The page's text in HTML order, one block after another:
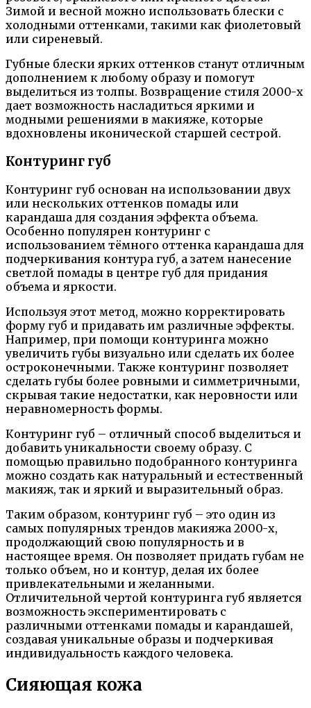
Зимой и весной можно использовать блески с
холодными оттенками, такими как фиолетовый
или сиреневый.
Губные блески ярких оттенков станут отличным
дополнением к любому образу и помогут
выделиться из толпы. Возвращение стиля 2000-х
дает возможность насладиться яркими и
модными решениями в макияже, которые
вдохновлены иконической старшей сестрой.
Контуринг губ
Контуринг губ основан на использовании двух
или нескольких оттенков помады или
карандаша для создания эффекта объема.
Особенно популярен контуринг с
использованием тёмного оттенка карандаша для
подчеркивания контура губ, а затем нанесение
светлой помады в центре губ для придания
объема и яркости.
Используя этот метод, можно корректировать
форму губ и придавать им различные эффекты.
Например, при помощи контуринга можно
увеличить губы визуально или сделать их более
остроконечными. Также контуринг позволяет
сделать губы более ровными и симметричными,
скрывая такие недостатки, как неровности или
неравномерность формы.
Контуринг губ – отличный способ выделиться и
добавить уникальности своему образу. С
помощью правильно подобранного контуринга
можно создать как натуральный и естественный
макияж, так и яркий и выразительный образ.
Таким образом, контуринг губ – это один из
самых популярных трендов макияжа 2000-х,
продолжающий свою популярность и в
настоящее время. Он позволяет придать губам не
только объем, но и контур, делая их более
привлекательными и желанными.
Отличительной чертой контуринга губ является
возможность экспериментировать с
различными оттенками помады и карандашей,
создавая уникальные образы и подчеркивая
индивидуальность каждого человека.
Сияющая кожа